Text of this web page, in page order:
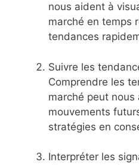
nous aident à
marché en temps
tendances
Suivre les
Comprendre les
marché peut
mouvements
stratégies en
Interpréter les